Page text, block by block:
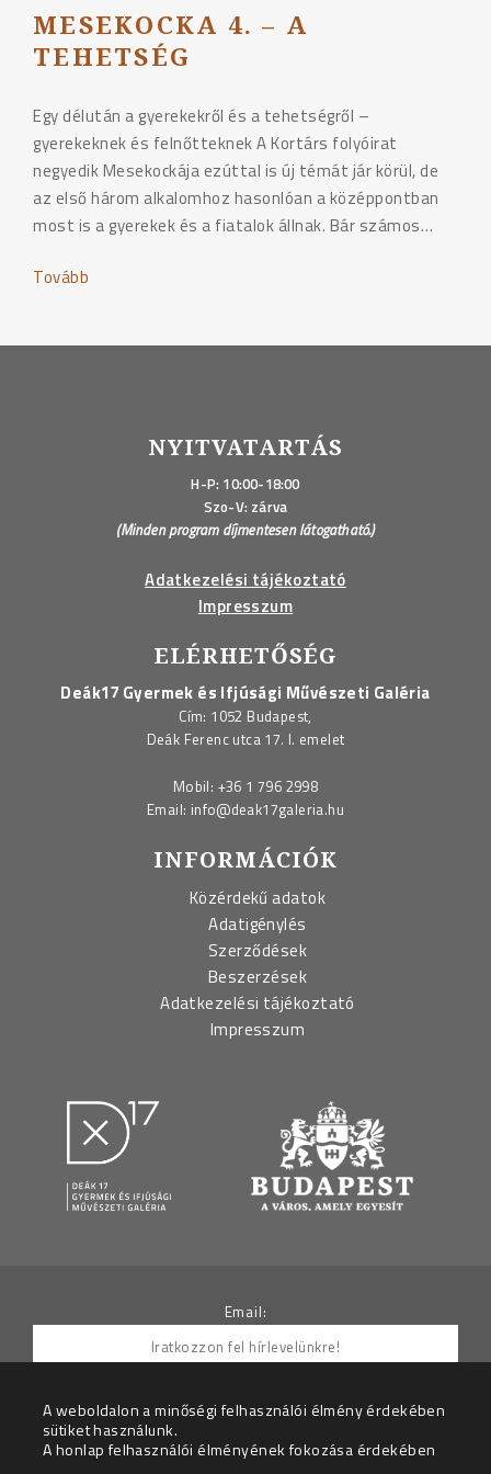
MESEKOCKA 4. – A
TEHETSÉG
Egy délután a gyerekekről és a tehetségről –
gyerekeknek és felnőtteknek A Kortárs folyóirat
negyedik Mesekockája ezúttal is új témát jár körül, de
az első három alkalomhoz hasonlóan a középpontban
most is a gyerekek és a fiatalok állnak. Bár számos…
Tovább
NYITVATARTÁS
H-P: 10:00-18:00
Szo-V: zárva
(Minden program díjmentesen látogatható.)
Adatkezelési tájékoztató
Impresszum
ELÉRHETŐSÉG
Deák17 Gyermek és Ifjúsági Művészeti Galéria
Cím: 1052 Budapest,
Deák Ferenc utca 17. I. emelet
Mobil: +36 1 796 2998
Email: info@deak17galeria.hu
INFORMÁCIÓK
Közérdekű adatok
Adatigénylés
Szerződések
Beszerzések
Adatkezelési tájékoztató
Impresszum
Email:
Hozzájárulok ahhoz, hogy az Adatkezelő részemre
A weboldalon a minőségi felhasználói élmény érdekében
sütiket használunk.
A honlap felhasználói élményének fokozása érdekében